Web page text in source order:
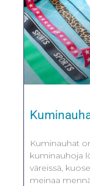
Kuminauhat
kuminauhoja
väreissä,
meinaa